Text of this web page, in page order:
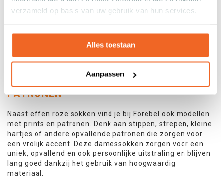
verzameld op basis van uw gebruik van hun services.
Alles toestaan
Aanpassen
Voor actieve dagen heeft Forebel sportieve roze sokken
je voeten zitten. Daarnaast zijn deze sokken ook
ademend, waardoor ze ideaal zijn voor wandelen,
hardlopen of fitness.
ROZE SOKKEN MET PRINTS EN
PATRONEN
Naast effen roze sokken vind je bij Forebel ook modellen
met prints en patronen. Denk aan stippen, strepen, kleine
hartjes of andere opvallende patronen die zorgen voor
een vrolijk accent. Deze damessokken zorgen voor een
uniek, opvallend en ook persoonlijke uitstraling en blijven
lang goed dankzij het gebruik van hoogwaardig
materiaal.